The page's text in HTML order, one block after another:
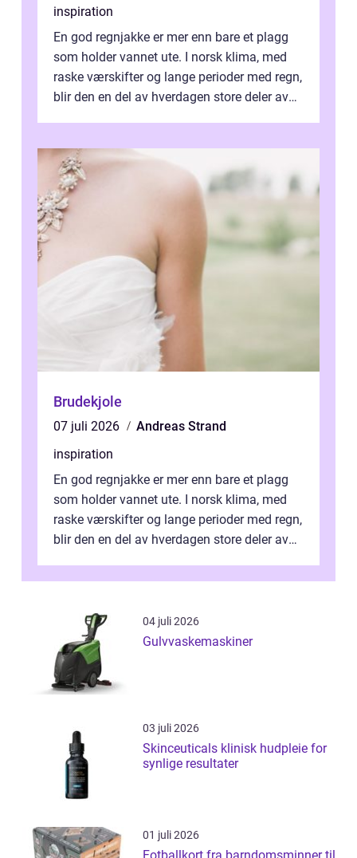
inspiration
En god regnjakke er mer enn bare et plagg
som holder vannet ute. I norsk klima, med
raske værskifter og lange perioder med regn,
blir den en del av hverdagen store deler av
Brudekjole
07 juli 2026
Andreas Strand
inspiration
En god regnjakke er mer enn bare et plagg
som holder vannet ute. I norsk klima, med
raske værskifter og lange perioder med regn,
blir den en del av hverdagen store deler av
04 juli 2026
Gulvvaskemaskiner
03 juli 2026
Skinceuticals klinisk hudpleie for
synlige resultater
01 juli 2026